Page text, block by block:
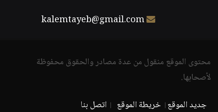
kalemtayeb@gmail.com
محتوى الموقع منقول من عدة مصادر والحقوق محفوظة
لأصحابها.
جديد الموقع خريطة الموقع اتصل بنا